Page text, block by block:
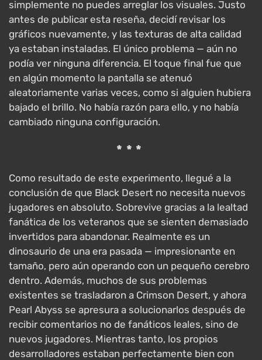
simplemente no puedes arreglar los visuales. Justo
antes de publicar esta reseña, decidí revisar los
gráficos nuevamente, y las texturas de alta calidad
ya estaban instaladas. El único problema — aún no
podía ver ninguna diferencia. El toque final fue que
en algún momento la pantalla se atenuó
aleatoriamente varias veces, como si alguien hubiera
bajado el brillo. No había razón para ello, y no había
cambiado ninguna configuración.
***
Como resultado de este experimento, llegué a la
conclusión de que Black Desert no necesita nuevos
jugadores en absoluto. Sobrevive gracias a la lealtad
fanática de los veteranos que se sienten demasiado
invertidos para abandonar. Realmente es un
dinosaurio de una era pasada — impresionante en
tamaño, pero aún operando con un pequeño cerebro
dentro. Además, muchos de sus problemas
existentes se trasladaron a Crimson Desert, y ahora
Pearl Abyss se apresura a solucionarlos después de
recibir comentarios no de fanáticos leales, sino de
nuevos jugadores. Mientras tanto, los propios
desarrolladores estaban perfectamente bien con